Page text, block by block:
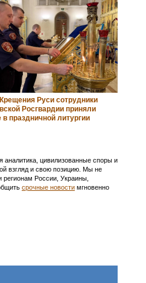
Руси сотрудники
Росгвардии приняли
в праздничной литургии
аналитика, цивилизованные споры и
взгляд и свою позицию. Мы не
России, Украины,
срочные новости мгновенно